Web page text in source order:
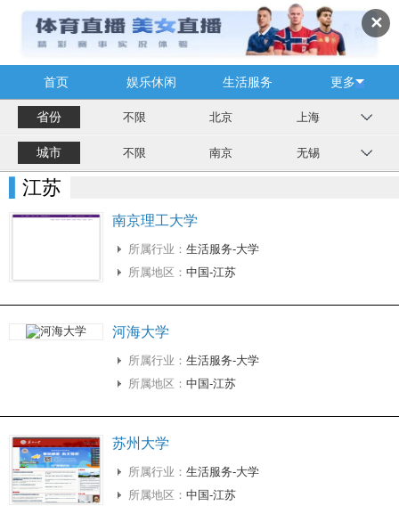
✕
首页 娱乐休闲 生活服务 更多
省份 不限 北京 上海
城市 不限 南京 无锡
江苏
南京理工大学
所属行业： 生活服务-大学
所属地区： 中国-江苏
河海大学
所属行业： 生活服务-大学
所属地区： 中国-江苏
苏州大学
所属行业： 生活服务-大学
所属地区： 中国-江苏